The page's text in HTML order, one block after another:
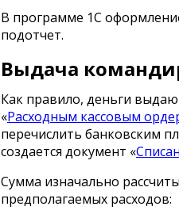
В программе 1С
подотчет.
Выдача
Как правило, деньги
«Расходным кассовым
перечислить банковским
создается документ «
Сумма изначально
предполагаемых расходов: